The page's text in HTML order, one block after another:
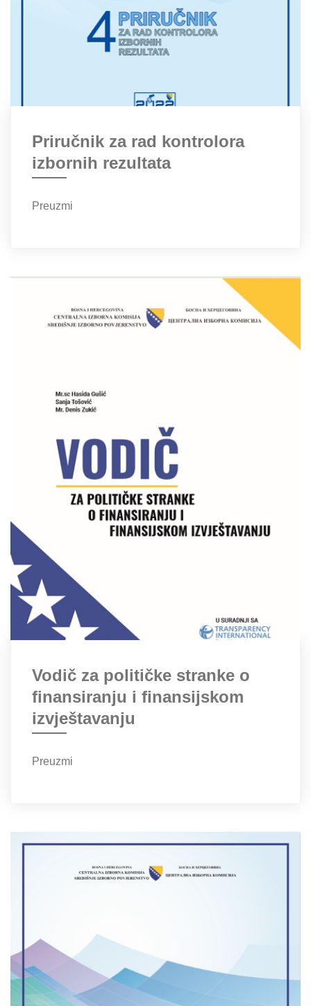
Priručnik za rad kontrolora
izbornih rezultata
Preuzmi
Vodič za političke stranke o
finansiranju i finansijskom
izvještavanju
Preuzmi